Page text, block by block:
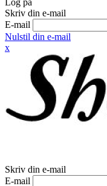
Log på
Skriv din e-mail
E-mail
Nulstil din e-mail
x
Skriv din e-mail
E-mail